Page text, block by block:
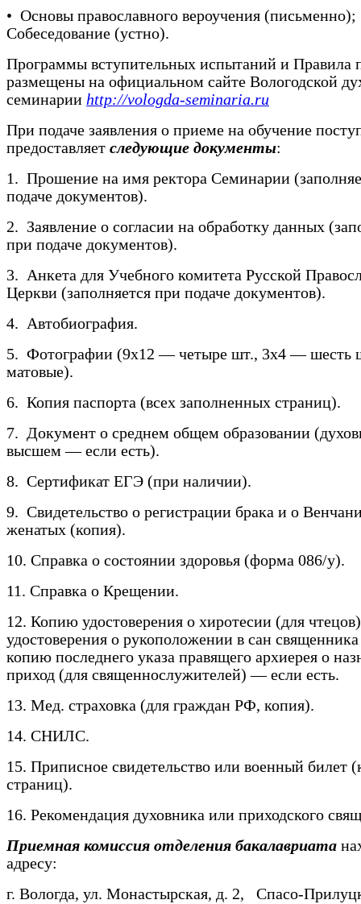
• Основы православного вероучения (письменно);
Собеседование (устно).
Программы вступительных испытаний и Правила
размещены на официальном сайте Вологодской
семинарии http://vologda-seminaria.ru
При подаче заявления о приеме на обучение
предоставляет следующие документы:
1. Прошение на имя ректора Семинарии
подаче документов).
2. Заявление о согласии на обработку данных
при подаче документов).
3. Анкета для Учебного комитета Русской
Церкви (заполняется при подаче документов).
4. Автобиография.
5. Фотографии (9х12 — четыре шт., 3х4 — шесть
матовые).
6. Копия паспорта (всех заполненных страниц).
7. Документ о среднем общем образовании
высшем — если есть).
8. Сертификат ЕГЭ (при наличии).
9. Свидетельство о регистрации брака и о
женатых (копия).
10. Справка о состоянии здоровья (форма 086/у).
11. Справка о Крещении.
12. Копию удостоверения о хиротесии (для
удостоверения о рукоположении в сан
копию последнего указа правящего архиерея о
приход (для священнослужителей) — если есть.
13. Мед. страховка (для граждан РФ, копия).
14. СНИЛС.
15. Приписное свидетельство или военный билет
страниц).
16. Рекомендация духовника или приходского
Приемная комиссия отделения бакалавриата
адресу:
г. Вологда, ул. Монастырская, д. 2, Спасо-